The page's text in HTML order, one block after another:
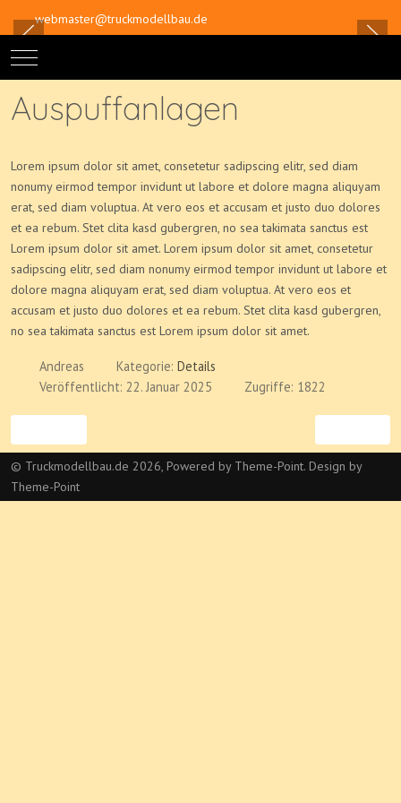
webmaster@truckmodellbau.de
Mobile Menu Toggle
Auspuffanlagen
Lorem ipsum dolor sit amet, consetetur sadipscing elitr, sed diam
nonumy eirmod tempor invidunt ut labore et dolore magna aliquyam
erat, sed diam voluptua. At vero eos et accusam et justo duo dolores
et ea rebum. Stet clita kasd gubergren, no sea takimata sanctus est
Lorem ipsum dolor sit amet. Lorem ipsum dolor sit amet, consetetur
sadipscing elitr, sed diam nonumy eirmod tempor invidunt ut labore et
dolore magna aliquyam erat, sed diam voluptua. At vero eos et
accusam et justo duo dolores et ea rebum. Stet clita kasd gubergren,
no sea takimata sanctus est Lorem ipsum dolor sit amet.
Andreas Kategorie: Details
Veröffentlicht: 22. Januar 2025
Zugriffe: 1822
© Truckmodellbau.de 2026, Powered by Theme-Point. Design by
Theme-Point